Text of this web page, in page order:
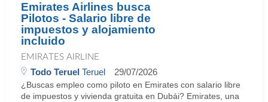
Emirates Airlines busca
Pilotos - Salario libre de
impuestos y alojamiento
incluido
EMIRATES AIRLINE
Todo Teruel Teruel 29/07/2026
¿Buscas empleo como piloto en Emirates con salario libre
de impuestos y vivienda gratuita en Dubái? Emirates, una